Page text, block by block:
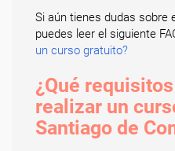
Si aún tienes dudas sobre
puedes leer el siguiente
un curso gratuito?
¿Qué
realizar un
Santiago de